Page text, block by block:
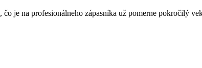
, čo je na profesionálneho zápasníka už pomerne pokročilý